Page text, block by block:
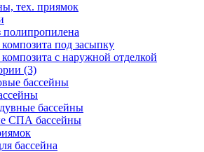
тех. приямок
полипропилена
под засыпку
с наружной отделкой
(3)
бассейны
бассейны
СПА бассейны
бассейна